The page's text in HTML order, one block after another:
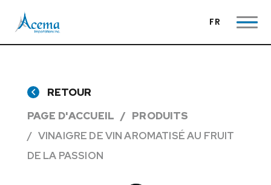
FR
RETOUR
PAGE D'ACCUEIL
PRODUITS
VINAIGRE DE VIN AROMATISÉ AU FRUIT
DE LA PASSION